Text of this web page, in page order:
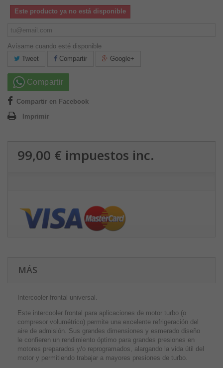
Este producto ya no está disponible
Avísame cuando esté disponible
Tweet
Compartir Google+
Compartir
Compartir en Facebook
Imprimir
99,00 € impuestos inc.
MÁS
Intercooler frontal universal.
Este intercooler frontal para aplicaciones de motor turbo (o
compresor volumétrico) permite una excelente refrigeración del
aire de admisión. Sus grandes dimensiones y esmerado diseño
le confieren un rendimiento óptimo para grandes presiones en
motores preparados y/o reprogramados, alargando la vida útil del
motor y permitiendo trabajar a mayores presiones de turbo.